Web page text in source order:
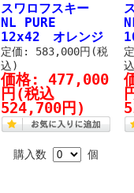
スワロフスキー
NL PURE
12x42 オレンジ
定価: 583,000円(税
込)
価格: 477,000
円 (税込
524,700円)
購入数 個